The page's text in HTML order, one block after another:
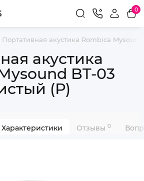
0
Портативная акустика Rombica
акустика
BT-03
(Р)
Характеристики Отзывы 0